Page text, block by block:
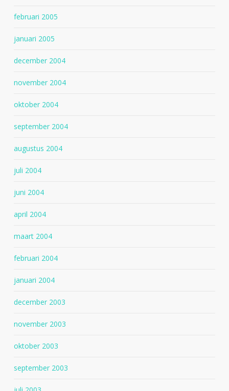
februari 2005
januari 2005
december 2004
november 2004
oktober 2004
september 2004
augustus 2004
juli 2004
juni 2004
april 2004
maart 2004
februari 2004
januari 2004
december 2003
november 2003
oktober 2003
september 2003